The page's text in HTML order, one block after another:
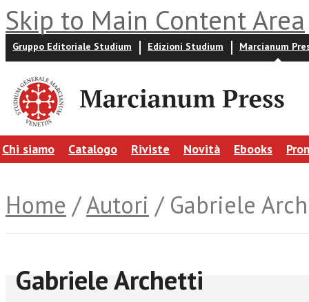
Skip to Main Content Area
Gruppo Editoriale Studium Edizioni Studium Marcianum
Chi siamo Catalogo Riviste Novità Ebooks
Home /Autori / Gabriele
Gabriele Archetti